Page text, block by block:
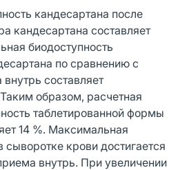
кандесартана после
кандесартана составляет
биодоступность
по сравнению с
составляет
образом, расчетная
таблетированной формы
14 %. Максимальная
крови достигается
внутрь. При увеличении